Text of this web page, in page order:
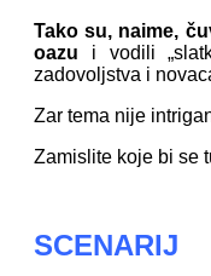
Tako su, naime,
oazu i vodili
zadovoljstva i
Zar tema nije
Zamislite koje bi se
SCENARIJ